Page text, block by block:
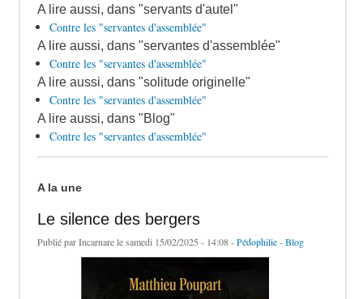
A lire aussi, dans "servants d'autel"
Contre les "servantes d'assemblée"
A lire aussi, dans "servantes d'assemblée"
Contre les "servantes d'assemblée"
A lire aussi, dans "solitude originelle"
Contre les "servantes d'assemblée"
A lire aussi, dans "Blog"
Contre les "servantes d'assemblée"
A la une
Le silence des bergers
Publié parIncarnarele samedi 15/02/2025 - 14:08 -Pédophilie-Blog